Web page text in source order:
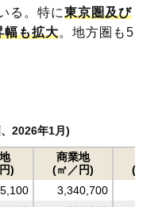
る。特に東京圏及び
幅も拡大。地方圏も5
2026年1月)
)
商業地
(㎡／円)
(
3,340,700